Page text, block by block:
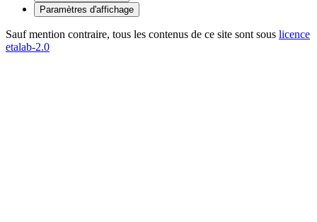
Paramètres d'affichage
Sauf mention contraire, tous les contenus de ce site sont sous licence
etalab-2.0